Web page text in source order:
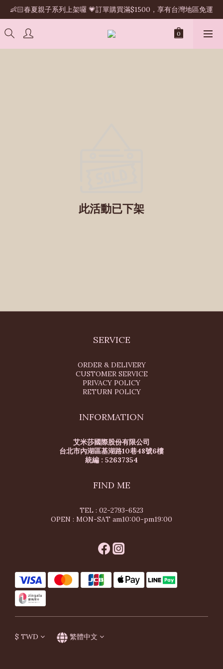
👶🏻春夏親子系列上架囉 💗訂單購買滿$1500，享有台灣地區免運
此活動已下架
SERVICE
ORDER & DELIVERY
CUSTOMER SERVICE
PRIVACY POLICY
RETURN POLICY
INFORMATION
艾米莎國際股份有限公司
台北市內湖區基湖路10巷48號6樓
統編 : 52637354
FIND ME
TEL : 02-2793-6523
OPEN : MON-SAT am10:00-pm19:00
$ TWD 繁體中文